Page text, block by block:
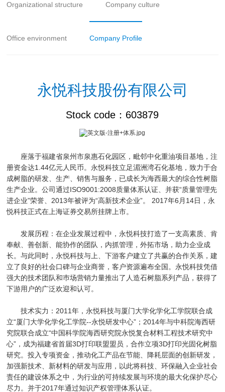
Organizational structure Company culture
Office environment Company Profile
永悦科技股份有限公司
Stock code：603879
座落于福建省泉州市泉惠石化园区，毗邻中化重油项目基地，注
册资金达1.44亿元人民币。永悦科技立足湄洲湾石化基地，致力于合
成树脂的研发、生产、销售与服务，已成长为海西最大的综合性树脂
生产企业。公司通过ISO9001:2008质量体系认证、并获“质量管理先
进企业”荣誉、2013年被评为“高新技术企业”。 2017年6月14日，永
悦科技正式在上海证券交易所挂牌上市。
发展历程：在企业发展过程中，永悦科技打造了一支高素质、肯
奉献、善创新、能协作的团队，内抓管理，外拓市场，助力企业成
长。与此同时，永悦科技与上、下游客户建立了共赢的合作关系，建
立了良好的社会口碑与企业商誉，客户资源遍布全国。永悦科技凭借
强大的技术团队和巿场营销力量推出了人造石树脂系列产品，获得了
下游用户的广泛欢迎和认可。
技术实力：2011年，永悦科技与厦门大学化学化工学院联合成
立“厦门大学化学化工学院--永悦研发中心”；2014年与中科院海西研
究院联合成立“中国科学院海西研究院永悦复合材料工程技术研究中
心”，成为福建省首届3D打印联盟盟员，合作立项3D打印光固化树脂
研究。投入专项资金，推动化工产品在节能、降耗层面的创新研发，
加强新技术、新材料的研发与应用，以此将科技、环保融入企业社会
责任的建设体系之中，为行业的可持续发展与环境的最大化保护尽心
尽力。并于2017年通过知识产权管理体系认证。